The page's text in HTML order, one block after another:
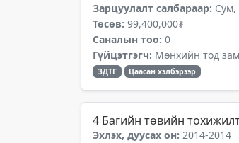
Зарцуулалт салбараар: Сум,
Төсөв: 99,400,000₮
Саналын тоо: 0
Гүйцэтгэгч: Мөнхийн тод
ЗДТГ Цаасан хэлбэрээр
4 Багийн төвийн
Эхлэх, дуусах он: 2014-2014